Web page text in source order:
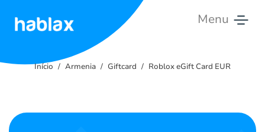
Menu
Tarifas
Início Armenia Giftcard Roblox eGift Card EUR